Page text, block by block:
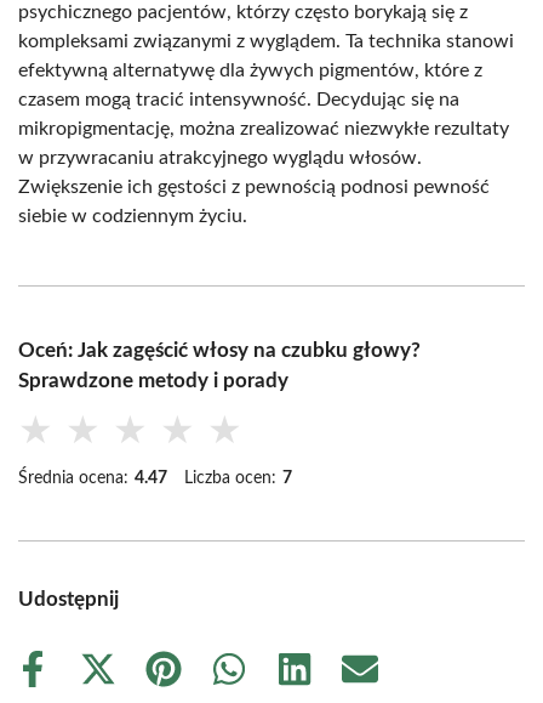
psychicznego pacjentów, którzy często borykają się z
kompleksami związanymi z wyglądem. Ta technika stanowi
efektywną alternatywę dla żywych pigmentów, które z
czasem mogą tracić intensywność. Decydując się na
mikropigmentację, można zrealizować niezwykłe rezultaty
w przywracaniu atrakcyjnego wyglądu włosów.
Zwiększenie ich gęstości z pewnością podnosi pewność
siebie w codziennym życiu.
Oceń: Jak zagęścić włosy na czubku głowy?
Sprawdzone metody i porady
★ ★ ★ ★ ★
Średnia ocena: 4.47 Liczba ocen: 7
Udostępnij
Share
Share
Share
Share
Share
Share